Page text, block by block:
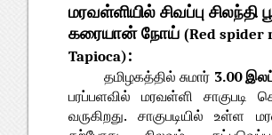
மரவள்ளியில் சிவப்பு சிலந்தி
கரையான் நோய் (Red spider
Tapioca):
தமிழகத்தில் சுமார் 3.00
பரப்பளவில் மரவள்ளி சாகுபடி
வருகிறது. சாகுபடியில் உள்ள